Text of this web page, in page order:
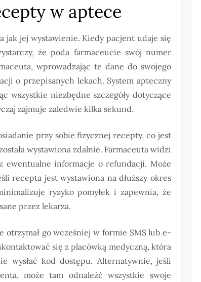
w aptece
jej wystawienie. Kiedy pacjent udaje się
że poda farmaceucie swój numer
wprowadzając te dane do swojego
o przepisanych lekach. System apteczny
wszystkie niezbędne szczegóły dotyczące
zajmuje zaledwie kilka sekund.
przy sobie fizycznej recepty, co jest
wystawiona zdalnie. Farmaceuta widzi
ewentualne informacje o refundacji. Może
recepta jest wystawiona na dłuższy okres
ryzyko pomyłek i zapewnia, że
przez lekarza.
go wcześniej w formie SMS lub e-
się z placówką medyczną, która
wysłać kod dostępu. Alternatywnie, jeśli
może tam odnaleźć wszystkie swoje